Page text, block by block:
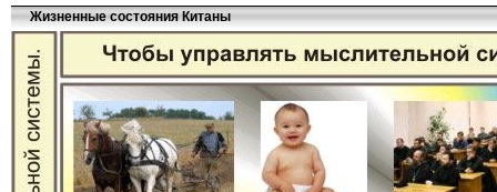
Жизненные состояния Китаны